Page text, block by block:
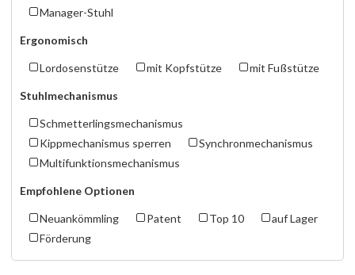
Manager-Stuhl
Ergonomisch
Lordosenstütze mit Kopfstütze mit Fußstütze
Stuhlmechanismus
Schmetterlingsmechanismus
Kippmechanismus sperren
Synchronmechanismus
Multifunktionsmechanismus
Empfohlene Optionen
Neuankömmling Patent Top 10
auf Lager
Förderung